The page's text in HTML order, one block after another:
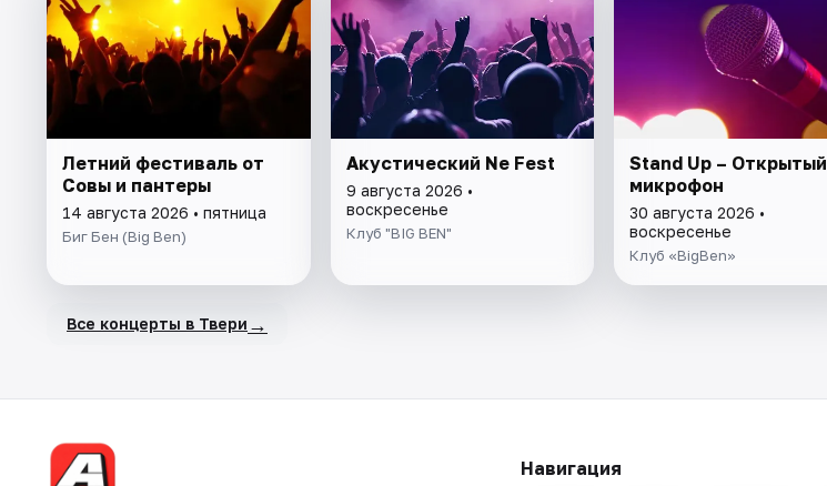
Летний фестиваль от
Совы и пантеры
14 августа 2026 • пятница
Биг Бен (Big Ben)
Акустический Ne Fest
9 августа 2026 •
воскресенье
Клуб "BIG BEN"
Stand Up – Открытый
микрофон
30 августа 2026 •
воскресенье
Клуб «BigBen»
Все концерты в Твери →
Навигация